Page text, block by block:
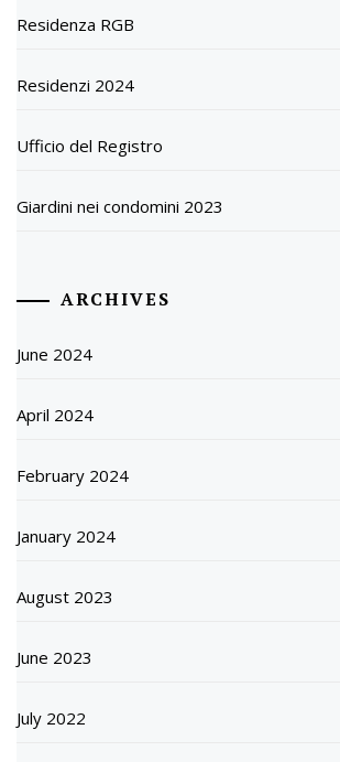
Residenza RGB
Residenzi 2024
Ufficio del Registro
Giardini nei condomini 2023
ARCHIVES
June 2024
April 2024
February 2024
January 2024
August 2023
June 2023
July 2022